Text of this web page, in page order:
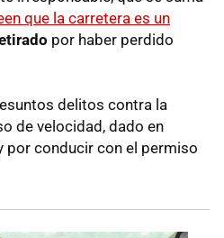
que la carretera es un
por haber perdido
delitos contra la
de velocidad, dado en
por conducir con el permiso